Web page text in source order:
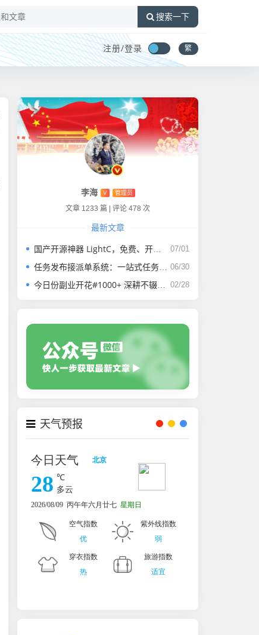
搜索一下
注册/登录 繁
李海 V 管理员
文章 1233 篇 评论 478 次
最新文章
07/01
国产开源神器 LightC，免费、开源、干净且强大的C盘清理工具
06/30
任务发布接派单系统：一站式任务发布、接单、派单、交付、结算平台
02/28
今日份副业开花#1000+ 深耕不辍，微光成炬。
天气预报